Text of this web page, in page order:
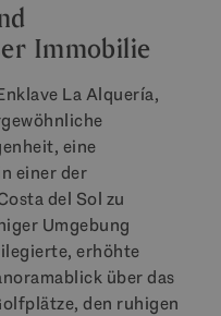
Immobilie
La Alquería,
eine
einer der
del Sol zu
Umgebung
erhöhte
über das
den ruhigen